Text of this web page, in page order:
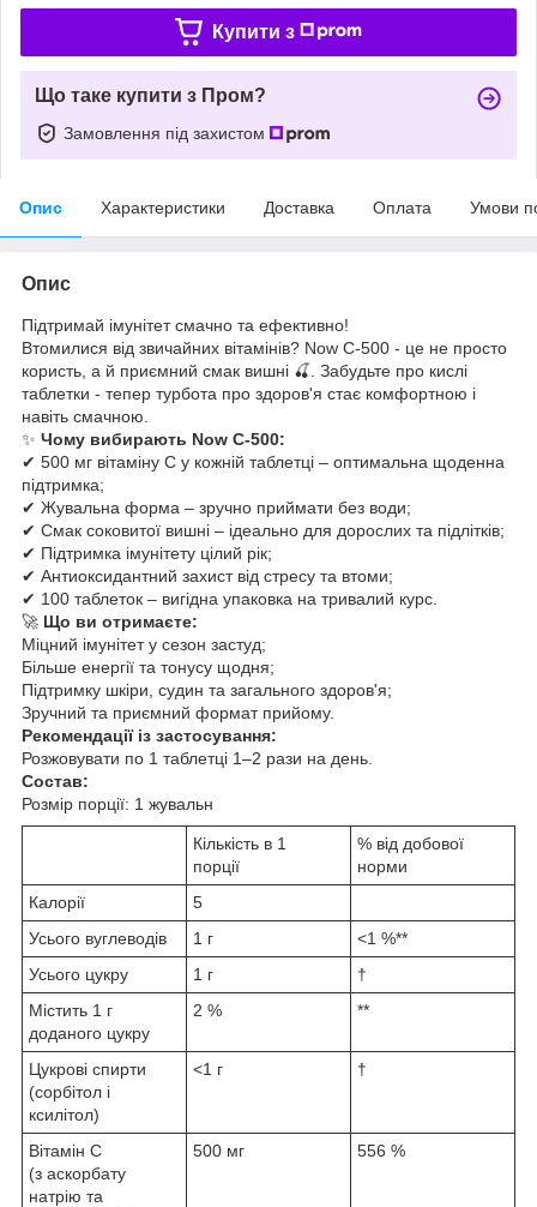
Купити з
Що таке купити з Пром?
Замовлення під захистом
Опис Характеристики Доставка Оплата Умови
Опис
Підтримай імунітет смачно та ефективно!
Втомилися від звичайних вітамінів? Now C-500 - це не просто
користь, а й приємний смак вишні 🍒. Забудьте про кислі
таблетки - тепер турбота про здоров'я стає комфортною і
навіть смачною.
✨ Чому вибирають Now C-500:
✔ 500 мг вітаміну C у кожній таблетці – оптимальна щоденна
підтримка;
✔ Жувальна форма – зручно приймати без води;
✔ Смак соковитої вишні – ідеально для дорослих та підлітків;
✔ Підтримка імунітету цілий рік;
✔ Антиоксидантний захист від стресу та втоми;
✔ 100 таблеток – вигідна упаковка на тривалий курс.
🚀 Що ви отримаєте:
Міцний імунітет у сезон застуд;
Більше енергії та тонусу щодня;
Підтримку шкіри, судин та загального здоров'я;
Зручний та приємний формат прийому.
Рекомендації із застосування:
Розжовувати по 1 таблетці 1–2 рази на день.
Состав:
Розмір порції: 1 жувальн
Кількість в 1
порції
% від добової
норми
Калорії
5
Усього вуглеводів
1 г
<1 %**
Усього цукру
1 г
†
Містить 1 г
доданого цукру
2 % **
Цукрові спирти
(сорбітол і
ксилітол)
<1 г †
Вітамін C
(з аскорбату
натрію та
500 мг 556 %